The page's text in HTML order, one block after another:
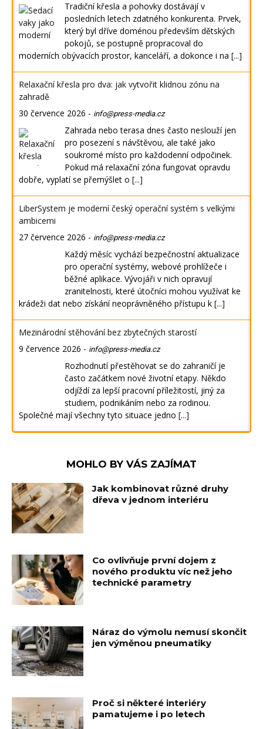
Tradiční křesla a pohovky dostávají v
posledních letech zdatného konkurenta. Prvek,
který byl dříve doménou především dětských
pokojů, se postupně propracoval do
moderních obývacích prostor, kanceláří, a dokonce i na [...]
Relaxační křesla pro dva: jak vytvořit klidnou zónu na
zahradě
30 července 2026 - info@press-media.cz
Zahrada nebo terasa dnes často neslouží jen
pro posezení s návštěvou, ale také jako
soukromé místo pro každodenní odpočinek.
Pokud má relaxační zóna fungovat opravdu
dobře, vyplatí se přemýšlet o [...]
LiberSystem je moderní český operační systém s velkými
ambicemi
27 července 2026 - info@press-media.cz
Každý měsíc vychází bezpečnostní aktualizace
pro operační systémy, webové prohlížeče i
běžné aplikace. Vývojáři v nich opravují
zranitelnosti, které útočníci mohou využívat ke
krádeži dat nebo získání neoprávněného přístupu k [...]
Mezinárodní stěhování bez zbytečných starostí
9 července 2026 - info@press-media.cz
Rozhodnutí přestěhovat se do zahraničí je
často začátkem nové životní etapy. Někdo
odjíždí za lepší pracovní příležitostí, jiný za
studiem, podnikáním nebo za rodinou.
Společné mají všechny tyto situace jedno [...]
MOHLO BY VÁS ZAJÍMAT
Jak kombinovat různé druhy
dřeva v jednom interiéru
Co ovlivňuje první dojem z
nového produktu víc než jeho
technické parametry
Náraz do výmolu nemusí skončit
jen výměnou pneumatiky
Proč si některé interiéry
pamatujeme i po letech